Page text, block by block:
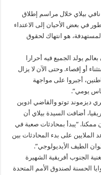
بيلاي خلال مراسم إطلاق
في بعض الأحيان إلى الاعتداء
هو انتهاك لحقوق
يولد الجميع فيه أحرارا
أو إقصاء. وحتى الآن لا يزال
أجبروا على مواجهة
يومي”.
ديزموند توتو والقاضي ادوين
أضافت السيدة بيلاي أن
“يبدأ بمحادثات صعبة في
الملايين على بدء المحادثات بين
الطيف الأيديولوجي”.
الجنوب أفريقية الشهيرة
الحسنة لصندوق الأمم المتحدة